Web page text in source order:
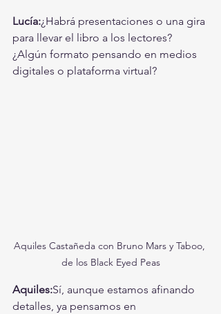
Lucía:¿Habrá presentaciones o una gira
para llevar el libro a los lectores?
¿Algún formato pensando en medios
digitales o plataforma virtual?
Aquiles Castañeda con Bruno Mars y Taboo,
de los Black Eyed Peas
Aquiles:Sí, aunque estamos afinando
detalles, ya pensamos en